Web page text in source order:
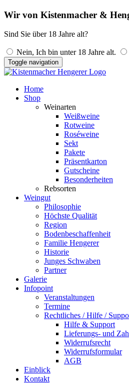
Wir von Kistenmacher &
Sind Sie über 18 Jahre alt?
Nein, Ich bin unter 18 Jahre alt.
Toggle navigation
Home
Shop
Weinarten
Weißweine
Rotweine
Roséweine
Sekt
Pakete
Präsentkarton
Gutscheine
Besonderheiten
Rebsorten
Weingut
Philosophie
Höchste Qualität
Region
Bodenbeschaffenheit
Familie Hengerer
Historie
Junges Schwaben
Partner
Galerie
Infopoint
Veranstaltungen
Termine
Rechtliches / Hilfe /
Hilfe & Support
Lieferungs- und
Widerrufsrecht
Widerrufsformular
AGB
Einblick
Kontakt